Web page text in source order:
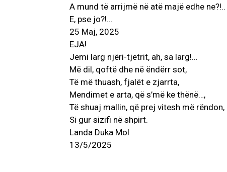
A mund të arrijmë në atë majë edhe ne?!..
E, pse jo?!…
25 Maj, 2025
EJA!
Jemi larg njëri-tjetrit, ah, sa larg!…
Më dil, qoftë dhe në ëndërr sot,
Të më thuash, fjalët e zjarrta,
Mendimet e arta, që s’më ke thënë…,
Të shuaj mallin, që prej vitesh më rëndon,
Si gur sizifi në shpirt.
Landa Duka Mol
13/5/2025